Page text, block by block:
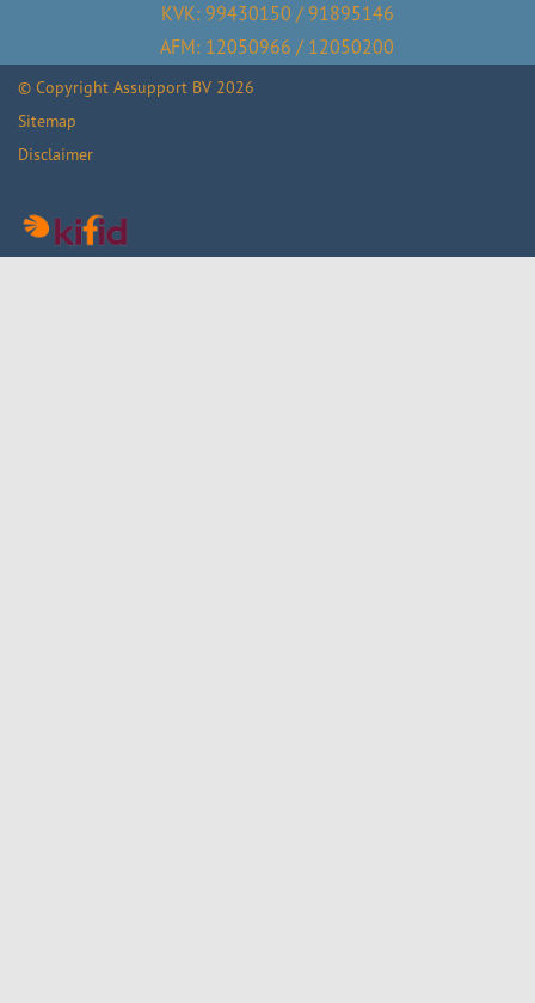
KVK: 99430150 / 91895146
AFM: 12050966 / 12050200
© Copyright Assupport BV 2026
Sitemap
Disclaimer